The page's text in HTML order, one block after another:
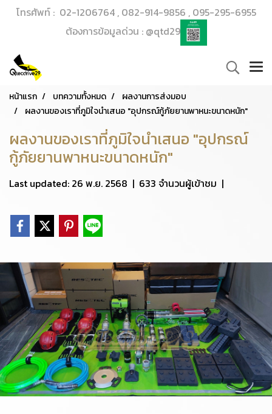
โทรศัพท์ : 02-1206764 , 082-914-9856 , 095-295-6955
ต้องการข้อมูลด่วน : @qtd29
หน้าแรก บทความทั้งหมด
ผลงานการส่งมอบ
ผลงานของเราที่ภูมิใจนำเสนอ "อุปกรณ์กู้ภัยยานพาหนะขนาดหนัก"
ผลงานของเราที่ภูมิใจนำเสนอ "อุปกรณ์
กู้ภัยยานพาหนะขนาดหนัก"
Last updated: 26 พ.ย. 2568 | 633 จำนวนผู้เข้าชม |